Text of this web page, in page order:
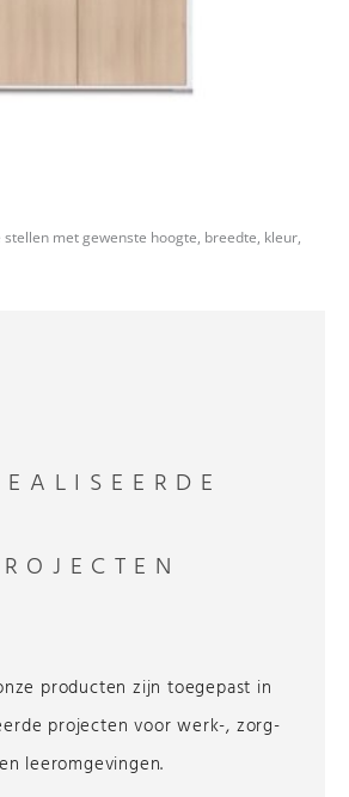
met gewenste hoogte, breedte, kleur,
producten zijn toegepast in
projecten voor werk-, zorg-
en leeromgevingen.